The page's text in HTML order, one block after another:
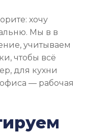
хочу
Мы в в
учитываем
чтобы всё
для кухни
— рабочая